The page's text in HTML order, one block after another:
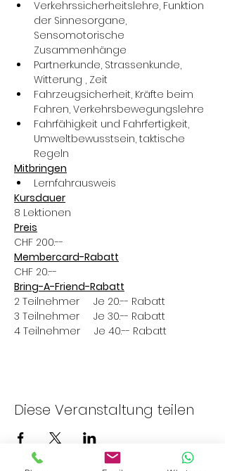
Verkehrssicherheitslehre, Funktion
der Sinnesorgane,
Sensomotorische
Zusammenhänge
Partnerkunde, Strassenkunde,
Witterung , Zeit
Fahrzeugsicherheit, Kräfte beim
Fahren, Verkehrsbewegungslehre
Fahrfähigkeit und Fahrfertigkeit,
Umweltbewusstsein, taktische
Regeln
Mitbringen
Lernfahrausweis
Kursdauer
8 Lektionen
Preis
CHF 200.--
Membercard-Rabatt
CHF 20.--
Bring-A-Friend-Rabatt
2 Teilnehmer     Je 20.-- Rabatt
3 Teilnehmer     Je 30.-- Rabatt
4 Teilnehmer     Je 40.-- Rabatt
Diese Veranstaltung teilen